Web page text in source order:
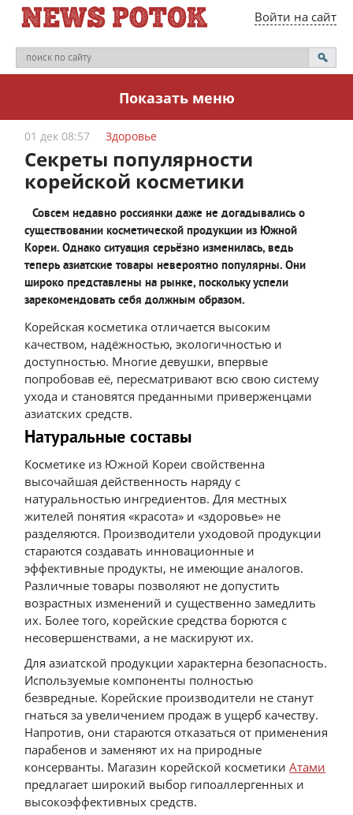
Войти на сайт
Показать меню
01 дек 08:57 Здоровье
Секреты популярности
корейской косметики
Совсем недавно россиянки даже не догадывались о
существовании косметической продукции из Южной
Кореи. Однако ситуация серьёзно изменилась, ведь
теперь азиатские товары невероятно популярны. Они
широко представлены на рынке, поскольку успели
зарекомендовать себя должным образом.
Корейская косметика отличается высоким
качеством, надёжностью, экологичностью и
доступностью. Многие девушки, впервые
попробовав её, пересматривают всю свою систему
ухода и становятся преданными приверженцами
азиатских средств.
Натуральные составы
Косметике из Южной Кореи свойственна
высочайшая действенность наряду с
натуральностью ингредиентов. Для местных
жителей понятия «красота» и «здоровье» не
разделяются. Производители уходовой продукции
стараются создавать инновационные и
эффективные продукты, не имеющие аналогов.
Различные товары позволяют не допустить
возрастных изменений и существенно замедлить
их. Более того, корейские средства борются с
несовершенствами, а не маскируют их.
Для азиатской продукции характерна безопасность.
Используемые компоненты полностью
безвредные. Корейские производители не станут
гнаться за увеличением продаж в ущерб качеству.
Напротив, они стараются отказаться от применения
парабенов и заменяют их на природные
консерванты. Магазин корейской косметикиАтами
предлагает широкий выбор гипоаллергенных и
высокоэффективных средств.